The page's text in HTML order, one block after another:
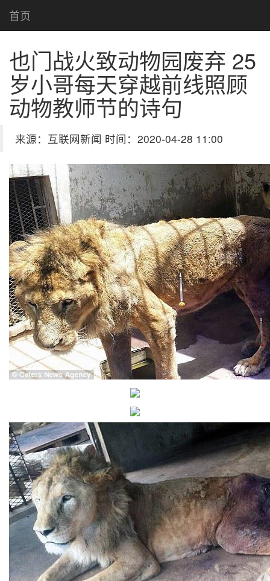
首页
也门战火致动物园废弃 25
岁小哥每天穿越前线照顾
动物教师节的诗句
来源：互联网新闻 时间：2020-04-28 11:00